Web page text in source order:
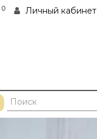
0 Личный кабинет